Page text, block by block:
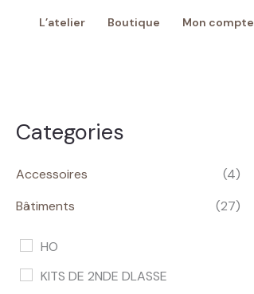
L’atelier Boutique Mon compte
Categories
Accessoires
(4)
Bâtiments
(27)
HO
KITS DE 2NDE DLASSE